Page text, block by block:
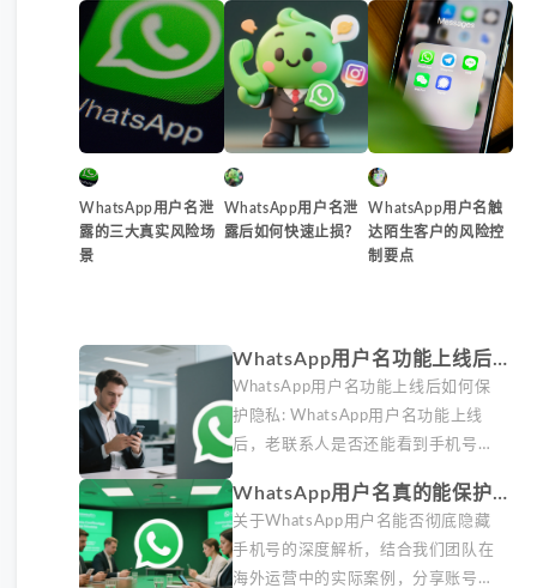
WhatsApp用户名泄
露的三大真实风险场
景
WhatsApp用户名泄
露后如何快速止损？
WhatsApp用户名触
达陌生客户的风险控
制要点
WhatsApp用户名功能上线后如
何保护隐私
WhatsApp用户名功能上线后如何保
护隐私: WhatsApp用户名功能上线
后，老联系人是否还能看到手机号？
管理策略，分享我们团队验证过的3
种隐私设置组合方案。
WhatsApp用户名真的能保护隐
私吗？我们踩过的坑
关于WhatsApp用户名能否彻底隐藏
手机号的深度解析，结合我们团队在
海外运营中的实际案例，分享账号隐